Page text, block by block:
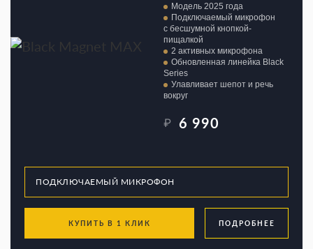
Модель 2025 года
Подключаемый микрофон
с бесшумной кнопкой-
пищалкой
2 активных микрофона
Обновленная линейка Black
Series
Улавливает шепот и речь
вокруг
₽ 6 990
КУПИТЬ В 1 КЛИК ПОДРОБНЕЕ